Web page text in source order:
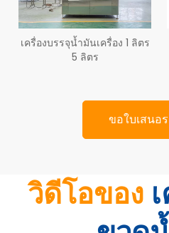
เครื่องบรรจุน้ำมันเครื่อง 1 ลิตร
5 ลิตร
ขอใบเสนอ
วิดีโอของ